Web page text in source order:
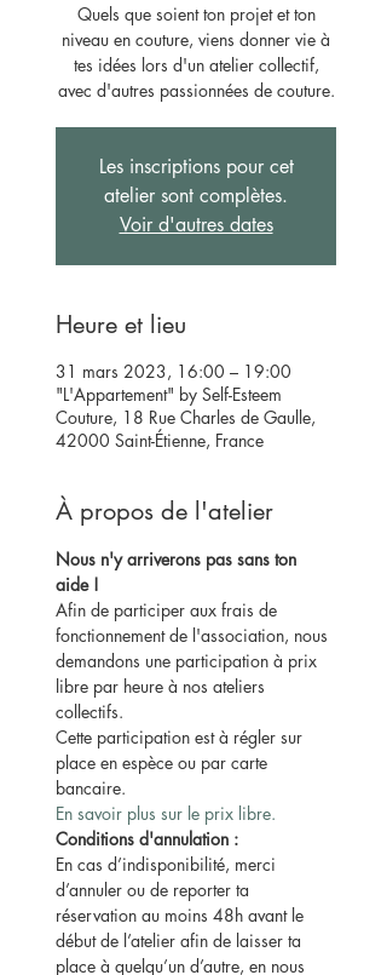
Quels que soient ton projet et ton
niveau en couture, viens donner vie à
tes idées lors d'un atelier collectif,
avec d'autres passionnées de couture.
Les inscriptions pour cet
atelier sont complètes.
Voir d'autres dates
Heure et lieu
31 mars 2023, 16:00 – 19:00
"L'Appartement" by Self-Esteem
Couture, 18 Rue Charles de Gaulle,
42000 Saint-Étienne, France
À propos de l'atelier
Nous n'y arriverons pas sans ton
aide !
Afin de participer aux frais de
fonctionnement de l'association, nous
demandons une participation à prix
libre par heure à nos ateliers
collectifs.
Cette participation est à régler sur
place en espèce ou par carte
bancaire.
En savoir plus sur le prix libre.
Conditions d'annulation :
En cas d’indisponibilité, merci
d’annuler ou de reporter ta
réservation au moins 48h avant le
début de l’atelier afin de laisser ta
place à quelqu’un d’autre, en nous